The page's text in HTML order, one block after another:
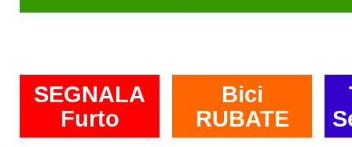
SEGNALA
Furto
Bici
RUBATE